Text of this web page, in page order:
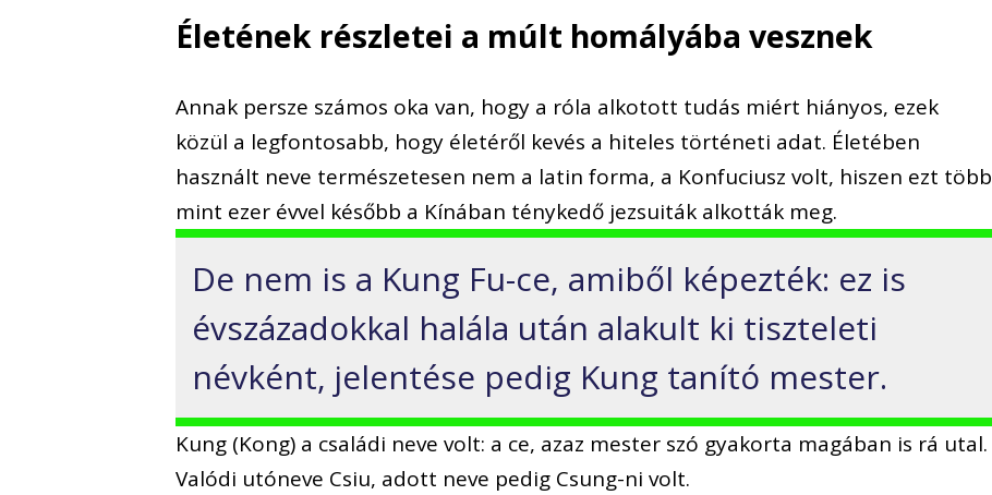
Életének részletei a múlt homályába vesznek
Annak persze számos oka van, hogy a róla alkotott tudás miért hiányos, ezek
közül a legfontosabb, hogy életéről kevés a hiteles történeti adat. Életében
használt neve természetesen nem a latin forma, a Konfuciusz volt, hiszen ezt több
mint ezer évvel később a Kínában ténykedő jezsuiták alkották meg.
De nem is a Kung Fu-ce, amiből képezték: ez is
évszázadokkal halála után alakult ki tiszteleti
névként, jelentése pedig Kung tanító mester.
Kung (Kong) a családi neve volt: a ce, azaz mester szó gyakorta magában is rá utal.
Valódi utóneve Csiu, adott neve pedig Csung-ni volt.